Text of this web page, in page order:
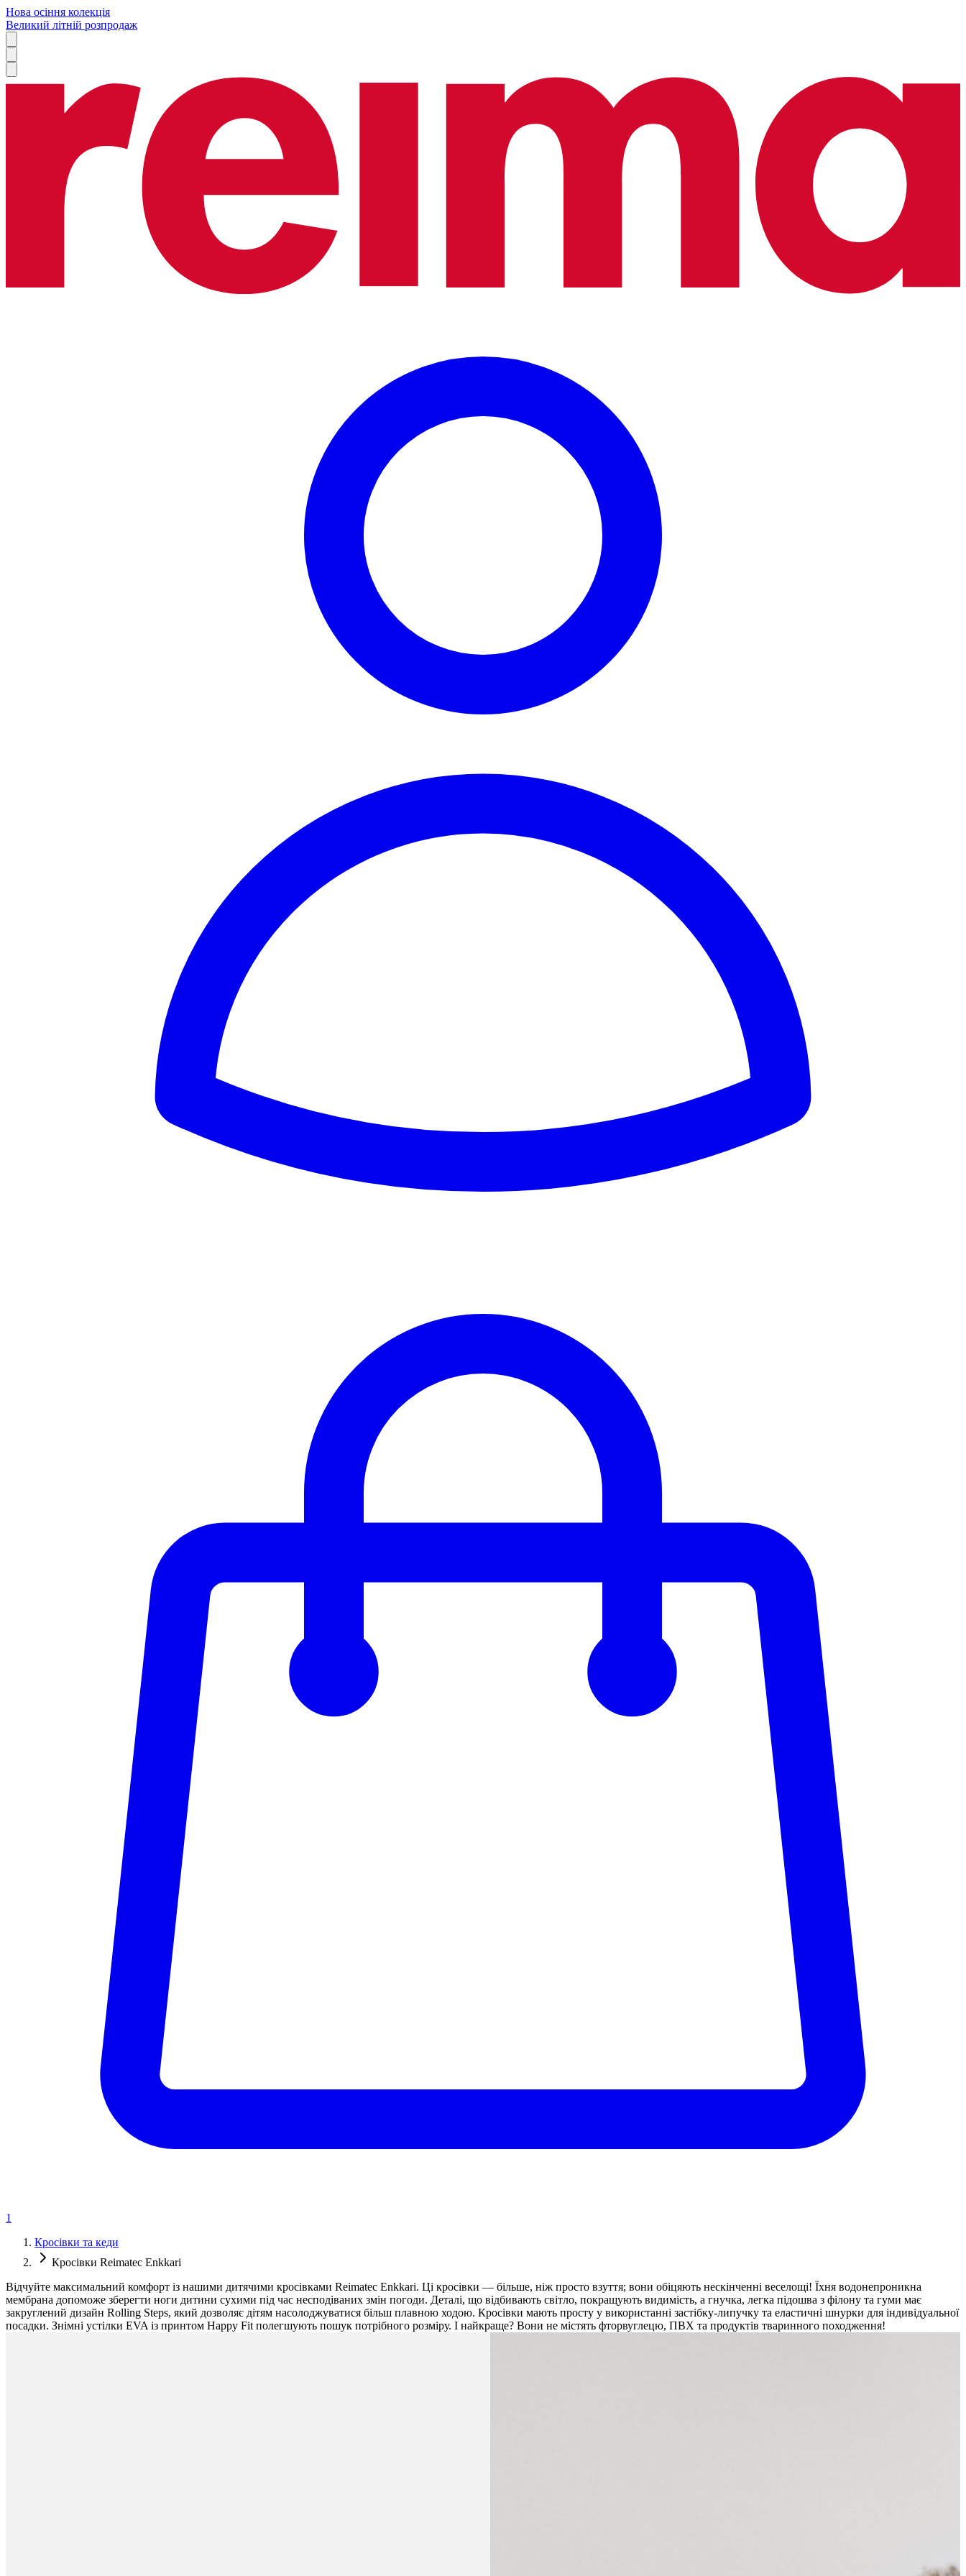
Нова осіння колекція
Великий літній розпродаж
1
Кросівки та кеди
Кросівки Reimatec Enkkari
Відчуйте максимальний комфорт із нашими дитячими кросівками Reimatec Enkkari. Ці кросівки — більше, ніж просто взуття; вони обіцяють нескінченні веселощі! Їхня водонепроникна
мембрана допоможе зберегти ноги дитини сухими під час несподіваних змін погоди. Деталі, що відбивають світло, покращують видимість, а гнучка, легка підошва з філону та гуми має
закруглений дизайн Rolling Steps, який дозволяє дітям насолоджуватися більш плавною ходою. Кросівки мають просту у використанні застібку-липучку та еластичні шнурки для індивідуальної
посадки. Знімні устілки EVA із принтом Happy Fit полегшують пошук потрібного розміру. І найкраще? Вони не містять фторвуглецю, ПВХ та продуктів тваринного походження!